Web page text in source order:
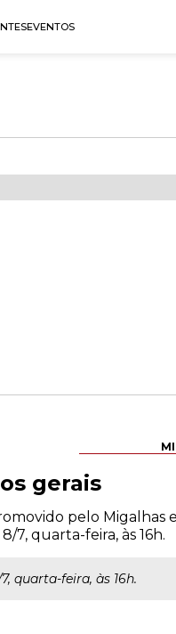
EVENTOS
gerais
pelo Migalhas
7, quarta-feira, às 16h.
quarta-feira, às 16h.